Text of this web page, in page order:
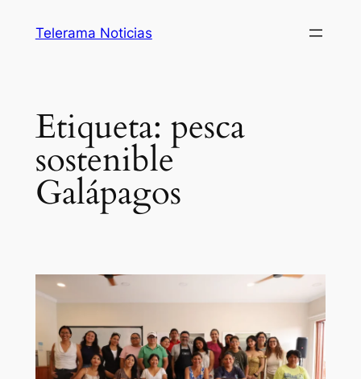
Telerama Noticias
Etiqueta: pesca
sostenible
Galápagos